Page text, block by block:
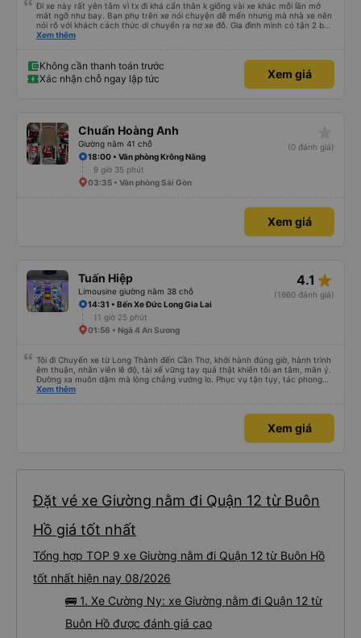
Đi xe này rất yên tâm vì tx đi khá cẩn thân k giống vài xe khác mỗi lần mở
mắt ngỡ như bay. Bạn phụ trên xe nói chuyện dễ mến nhưng mà nhà xe nên
nói rõ với khách cách thức di chuyển ra nơ xe đỗ. Gia đình mình có tận 2 bé
nhỏ tay xách nách mang mà mình bị xoay vòng vòng đi bộ đến khu đỗ xe thì
Xem thêm
Không cần thanh toán trước
Xác nhận chỗ ngay lập tức
Xem giá
Chuẩn Hoàng Anh
Giường nằm 41 chỗ
(0 đánh giá)
18:00 • Văn phòng Krông Năng
9 giờ 35 phút
03:35 • Văn phòng Sài Gòn
Xem giá
Tuấn Hiệp
Limousine giường nằm 38 chỗ
4.1 star_rate
(1660 đánh giá)
14:31 • Bến Xe Đức Long Gia Lai
11 giờ 25 phút
01:56 • Ngã 4 An Sương
Tôi đi Chuyến xe từ Long Thành đến Cần Thơ, khởi hành đúng giờ, hành trình
êm thuận, nhân viên lễ độ, tài xế vững tay quả thật khiến tôi an tâm, mãn ý.
Đường xa muôn dặm mà lòng chẳng vướng lo. Phục vụ tận tụy, tác phong
nghiêm cẩn, hiếm thấy giữa thời buổi kim tiền vội vã. Xã hội loạn đạo. Xin gửi
Xem thêm
Xem giá
Đặt vé xe Giường nằm đi Quận 12 từ Buôn
Hồ giá tốt nhất
Tổng hợp TOP 9 xe Giường nằm đi Quận 12 từ Buôn Hồ
tốt nhất hiện nay 08/2026
🚌 1. Xe Cường Ny: xe Giường nằm đi Quận 12 từ
Buôn Hồ được đánh giá cao